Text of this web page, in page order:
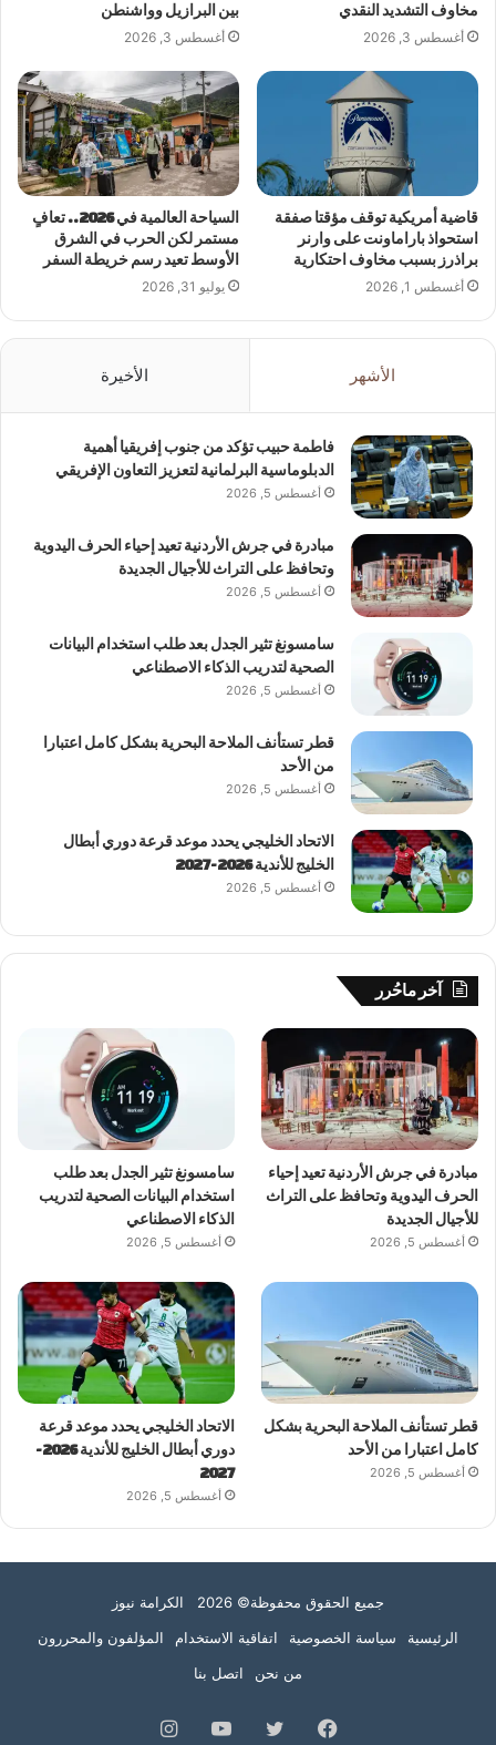
مخاوف التشديد النقدي
أغسطس 3, 2026
بين البرازيل وواشنطن
أغسطس 3, 2026
قاضية أمريكية توقف مؤقتا صفقة
استحواذ باراماونت على وارنر
براذرز بسبب مخاوف احتكارية
أغسطس 1, 2026
السياحة العالمية في 2026.. تعافٍ
مستمر لكن الحرب في الشرق
الأوسط تعيد رسم خريطة السفر
يوليو 31, 2026
الأشهر الأخيرة
فاطمة حبيب تؤكد من جنوب إفريقيا أهمية
الدبلوماسية البرلمانية لتعزيز التعاون الإفريقي
أغسطس 5, 2026
مبادرة في جرش الأردنية تعيد إحياء الحرف اليدوية
وتحافظ على التراث للأجيال الجديدة
أغسطس 5, 2026
سامسونغ تثير الجدل بعد طلب استخدام البيانات
الصحية لتدريب الذكاء الاصطناعي
أغسطس 5, 2026
قطر تستأنف الملاحة البحرية بشكل كامل اعتبارا
من الأحد
أغسطس 5, 2026
الاتحاد الخليجي يحدد موعد قرعة دوري أبطال
الخليج للأندية 2026-2027
أغسطس 5, 2026
آخر ماحُرر
مبادرة في جرش الأردنية تعيد إحياء
الحرف اليدوية وتحافظ على التراث
للأجيال الجديدة
أغسطس 5, 2026
سامسونغ تثير الجدل بعد طلب
استخدام البيانات الصحية لتدريب
الذكاء الاصطناعي
أغسطس 5, 2026
قطر تستأنف الملاحة البحرية بشكل
كامل اعتبارا من الأحد
أغسطس 5, 2026
الاتحاد الخليجي يحدد موعد قرعة
دوري أبطال الخليج للأندية 2026-
2027
أغسطس 5, 2026
جميع الحقوق محفوظة© 2026 الكرامة نيوز
الرئيسية
سياسة الخصوصية اتفاقية الاستخدام
المؤلفون والمحررون
من نحن
اتصل بنا
فيسبوك تويتر يوتيوبانستقرام